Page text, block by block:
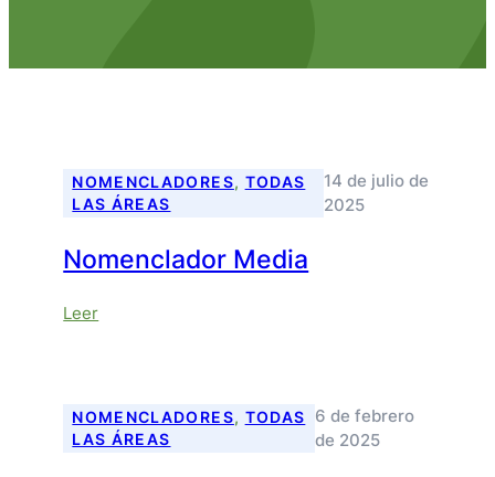
NOMENCLADORES, TODAS
LAS ÁREAS
14 de julio de
2025
Nomenclador Media
Leer:
NOMENCLADORES, TODAS
LAS ÁREAS
6 de febrero
de 2025